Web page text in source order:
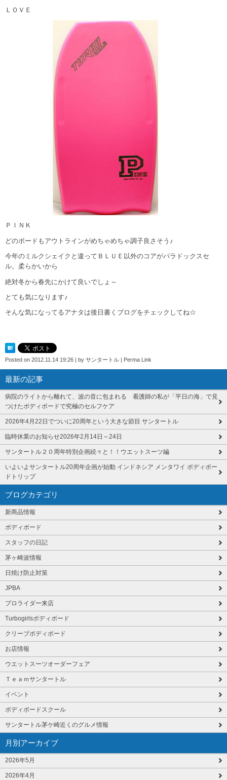
ＬＯＶＥ
ＰＩＮＫ
どのボードもアウトラインがめちゃめちゃ調子良さそう♪
今年のミルクシェイクと違ってＢＬＵＥ以外のコアがパラドックスセ
ル。柔らかいから
絶対冬から春先にかけて良いでしょ～
とても気になります♪
そんな気になってるアナタは後日書くブログをチェックしてね☆
Posted on 2012.11.14 19:26 by サンタートル Perma Link
最新の記事
病院のライトから離れて、波の音に包まれる 看護師の私が「平日の海」で見
つけたボディボードで究極のセルフケア
2026年4月22日でついに20周年という大きな節目 サンタートル
臨時休業のお知らせ2026年2月14日～24日
サンタートル２０周年特別企画続々と！！ウエットスーツ編
いよいよサンタートル20周年企画が始動 インドネシア メンタワイ ボディボー
ドトリップ
ブログカテゴリ
新商品情報
ボディボード
スタッフの日記
茅ヶ崎波情報
日焼け防止対策
JPBA
プロライダー来店
Turbogirlsボディボード
クリーブボディボード
お店情報
ウエットスーツオーダーフェア
Ｔｅａｍサンタートル
イベント
ボディボードスクール
サンタートル茅ケ崎近くのグルメ情報
月別アーカイブ
2026年5月
2026年4月